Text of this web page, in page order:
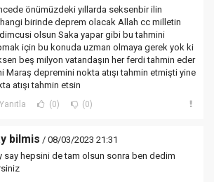
önümüzdeki yıllarda seksenbir ilin
birinde deprem olacak Allah cc milletin
olsun Saka yapar gibi bu tahmini
için bu konuda uzman olmaya gerek yok ki
beş milyon vatandaşın her ferdi tahmin eder
Maraş depremini nokta atışı tahmin etmişti yine
atışı tahmin etsin
Yanıtla (0) (0)
bilmis / 08/03/2023 21:31
say hepsini de tam olsun sonra ben dedim